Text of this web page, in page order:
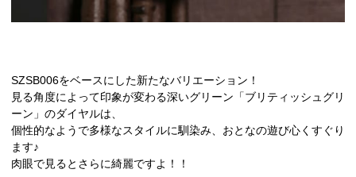
SZSB006をベースにした新たなバリエーション！
見る角度によって印象が変わる深いグリーン「ブリティッシュグリ
ーン」のダイヤルは、
個性的なようで多様なスタイルに馴染み、おとなの遊び心くすぐり
ます♪
肉眼で見るとさらに綺麗ですよ！！